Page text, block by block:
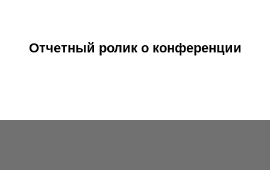
Отчетный ролик о конференции